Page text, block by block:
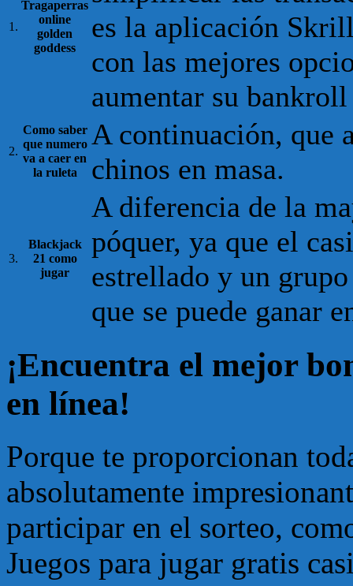
1.
Tragaperras
online
golden
goddess
es la aplicación
con las mejores
aumentar su
2.
Como saber
que numero
va a caer en
la ruleta
A continuación, que
chinos en masa.
3.
Blackjack
21 como
jugar
A diferencia de la
póquer, ya que el
estrellado y un
que se puede ganar
¡Encuentra el mejor
en línea!
Porque te proporcionan
absolutamente
participar en el sorteo,
Juegos para jugar gratis